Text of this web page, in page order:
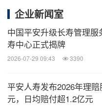
12.9%。其中，长客龄
以上的客户占比73.8%
户留存率为94.6%。多
团内4个及以上合同的客
得益于覆盖全中国的强
安高效触达和获取客户
企业新闻室
中国平安升级长寿管理
寿中心正式揭牌
2026-07-29 09:43 3390
平安人寿发布2026年理
元，日均赔付超1.2亿元